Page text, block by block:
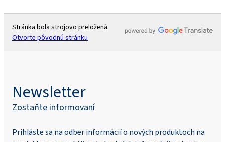
Stránka bola strojovo preložená.
Otvorte pôvodnú stránku
Newsletter
Zostaňte informovaní
Prihláste sa na odber informácií o nových produktoch na